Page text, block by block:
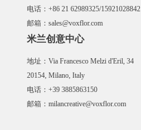
电话：+86 21 62989325/15921028842
邮箱：sales@voxflor.com
米兰创意中心
地址：Via Francesco Melzi d'Eril, 34
20154, Milano, Italy
电话：+39 3885863150
邮箱：milancreative@voxflor.com